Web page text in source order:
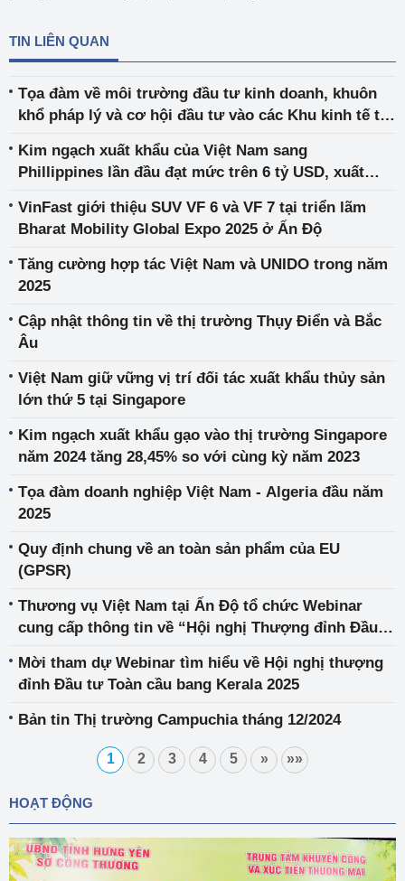
TIN LIÊN QUAN
Tọa đàm về môi trường đầu tư kinh doanh, khuôn
khổ pháp lý và cơ hội đầu tư vào các Khu kinh tế tại
Kim ngạch xuất khẩu của Việt Nam sang
Phillippines lần đầu đạt mức trên 6 tỷ USD, xuất
VinFast giới thiệu SUV VF 6 và VF 7 tại triển lãm
Bharat Mobility Global Expo 2025 ở Ấn Độ
Tăng cường hợp tác Việt Nam và UNIDO trong năm
2025
Cập nhật thông tin về thị trường Thụy Điển và Bắc
Âu
Việt Nam giữ vững vị trí đối tác xuất khẩu thủy sản
lớn thứ 5 tại Singapore
Kim ngạch xuất khẩu gạo vào thị trường Singapore
năm 2024 tăng 28,45% so với cùng kỳ năm 2023
Tọa đàm doanh nghiệp Việt Nam - Algeria đầu năm
2025
Quy định chung về an toàn sản phẩm của EU
(GPSR)
Thương vụ Việt Nam tại Ấn Độ tổ chức Webinar
cung cấp thông tin về “Hội nghị Thượng đỉnh Đầu
Mời tham dự Webinar tìm hiểu về Hội nghị thượng
đỉnh Đầu tư Toàn cầu bang Kerala 2025
Bản tin Thị trường Campuchia tháng 12/2024
1 2 3 4 5 » »»
HOẠT ĐỘNG